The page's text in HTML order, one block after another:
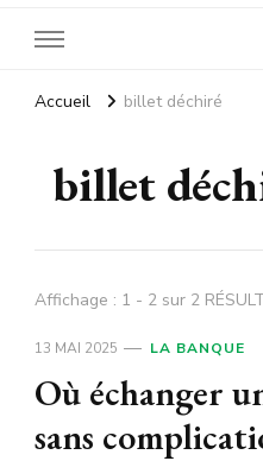
Accueil billet déchiré
billet
Affichage : 1 - 2 sur 2
13 MAI 2025 LA BANQUE
Où échanger
sans